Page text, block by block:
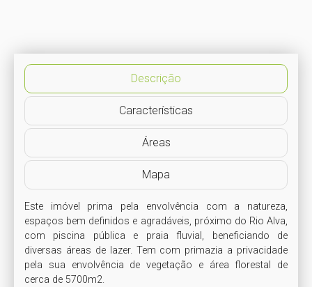
Descrição
Características
Áreas
Mapa
Este imóvel prima pela envolvência com a natureza,
espaços bem definidos e agradáveis, próximo do Rio Alva,
com piscina pública e praia fluvial, beneficiando de
diversas áreas de lazer. Tem com primazia a privacidade
pela sua envolvência de vegetação e área florestal de
cerca de 5700m2.